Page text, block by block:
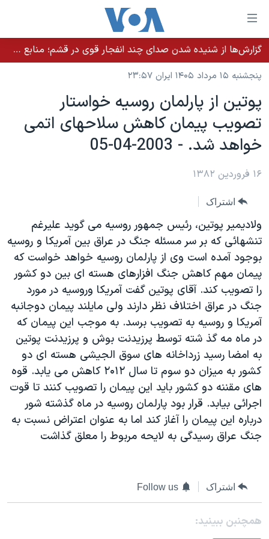
لینکهای
قابل
دسترسی
جهش
محتوای
اصلی
جهش
صفحه
جهش
جستجو
خانه
نسخه سبک وب‌سایت
موضوع ها
ایران
آمریکا
جهان
ویژه برنامه‌ها
ویدیوها
فرهنگ و زندگی
حقوق شهروندی
اقتصادی
اسرائیل در جنگ
گالری عکس
آرشیو پخش زنده
برنامه های تلویزیونی
جدول برنامه ها
صفحه‌های ویژه
۲۵۰سالگی آمریکا
بایگانی برنامه‌های تلویزیونی
مستندها
انتخابات ریاست جمهوری آمریکا ۲۰۲۴
حمله جمهوری اسلامی به اسرائیل
ورزش زنان در ایران
اعتراضات زن، زندگی، آزادی
مجموعه مستندهای دادخواهی
تریبونال مردمی آبان ۹۸
اعتراضات مردمی آبان ۹۸
فرکانس‌های صدای آمریکا
یادگیری زبان انگلیسی
دنبال کنید
زبانهای مختلف
گزارش‌ها از شنیده شدن صدای چند انفجار قوی در قشم؛ منابع حکومتی می‌گویند درگیری در تنگه هرمز بود
پنجشنبه ۱۵ مرداد ۱۴۰۵ ایران ۲۳:۵۷
پوتين از پارلمان روسيه خواستار
تصويب پيمان کاهش سلاحهای اتمی
خواهد شد. - 2003-04-05
۱۶ فروردین ۱۳۸۲
اشتراک
ولاديمير پوتين، رئيس جمهور روسيه می گويد عليرغم
تنشهائی که بر سر مسئله جنگ در عراق بين آمريکا و روسيه
بوجود آمده است وی از پارلمان روسيه خواهد خواست که
پيمان مهم کاهش جنگ افزارهای هسته ای بين دو کشور
را تصويب کند. آقای پوتين گفت آمريکا وروسيه در مورد
جنگ در عراق اختلاف نظر دارند ولی مايلند پيمان دوجانبه
آمريکا و روسيه به تصويب برسد. به موجب اين پيمان که
در ماه مه گذ شته توسط پرزيدنت بوش و پرزيدنت پوتين
به امضا رسيد زرداخانه های سوق الجيشی هسته ای دو
کشور به ميزان دو سوم تا سال ۲۰۱۲ کاهش می يابد. قوه
های مقننه دو کشور بايد اين پيمان را تصويب کنند تا قوت
اجرائی بيابد. قرار بود پارلمان روسيه در ماه گذشته شور
درباره اين پيمان را آغاز کند اما به عنوان اعتراض نسبت به
جنگ عراق رسيدگی به لايحه مربوط را معلق گذاشت
اشتراک Follow us
همچنبن ببینید: